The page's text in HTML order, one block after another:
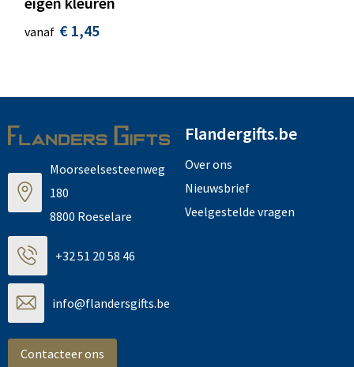
vanaf € 1,45
Moorseelsesteenweg
180
8800 Roeselare
+32 51 20 58 46
info@flandersgifts.be
Contacteer ons
Flandergifts.be
Over ons
Nieuwsbrief
Veelgestelde vragen